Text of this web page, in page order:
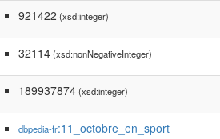
921422 (xsd:integer)
32114(xsd:nonNegativeInteger)
189937874(xsd:integer)
dbpedia-fr:11_octobre_en_sport